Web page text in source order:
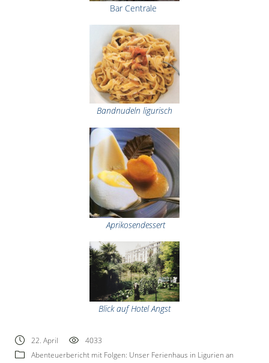
Bar Centrale
Bandnudeln ligurisch
Aprikosendessert
Blick auf Hotel Angst
22. April
4033
Abenteuerbericht mit Folgen: Unser Ferienhaus in Ligurien an